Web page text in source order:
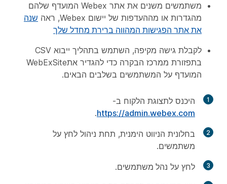
משתמשים משנים את אתר Webex המועדף שלהם
מהגדרות או מההעדפות של יישום Webex, ראה
שנה
את אתר הפגישות המהווה ברירת מחדל שלך
לקבלת גישה מקיפה, השתמש בתהליך ייבוא CSV
בתפזורת ממרכז הבקרה כדי להגדיר אתWebExSite
המועדף על המשתמשים בשלבים הבאים.
1
היכנס לתצוגת הלקוח ב-
https://admin.webex.com
.
2 בחלונית הניווט הימנית, תחת ניהול לחץ על
משתמשים.
3 לחץ על נהל משתמשים.